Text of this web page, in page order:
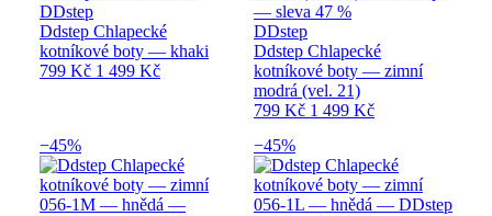
DDstep
Ddstep Chlapecké
kotníkové boty — khaki
799 Kč 1 499 Kč
DDstep
Ddstep Chlapecké
kotníkové boty — zimní
modrá (vel. 21)
799 Kč 1 499 Kč
−45%
−45%